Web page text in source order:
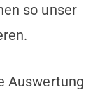
so unser
Auswertung